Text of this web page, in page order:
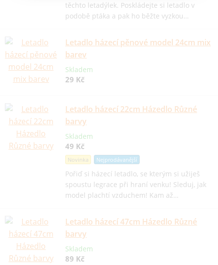
těchto letadýlek. Poskládejte si letadlo v
podobě ptáka a pak ho běžte vyzkou…
Letadlo házecí pěnové model 24cm mix
barev
Skladem
29 Kč
Letadlo házecí 22cm Házedlo Různé
barvy
Skladem
49 Kč
Novinka Nejprodávanější
Pořiď si házecí letadlo, se kterým si užiješ
spoustu legrace při hraní venku! Sleduj, jak
model plachtí vzduchem! Kam až…
Letadlo házecí 47cm Házedlo Různé
barvy
Skladem
89 Kč